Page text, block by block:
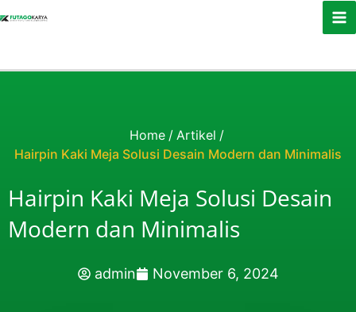
Home / Artikel /
Hairpin Kaki Meja Solusi Desain Modern dan Minimalis
Hairpin Kaki Meja Solusi Desain
Modern dan Minimalis
admin November 6, 2024